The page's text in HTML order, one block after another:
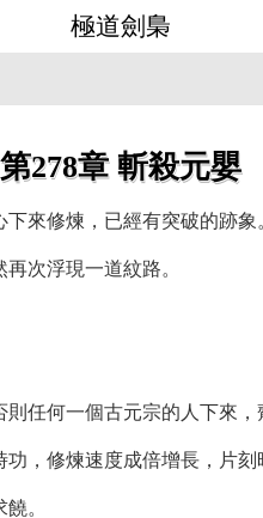
極道劍梟
第278章 斬殺元嬰
來修煉，已經有突破的跡象
次浮現一道紋路。
任何一個古元宗的人下來，
，修煉速度成倍增長，片刻
。